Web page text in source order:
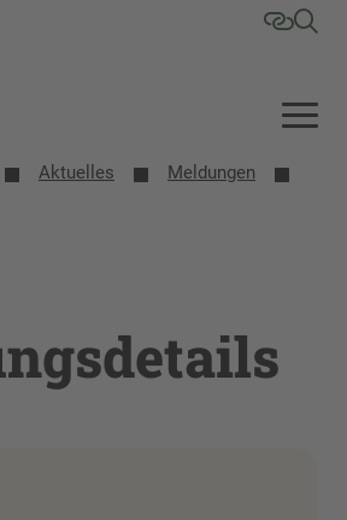
Aktuelles
Meldungen